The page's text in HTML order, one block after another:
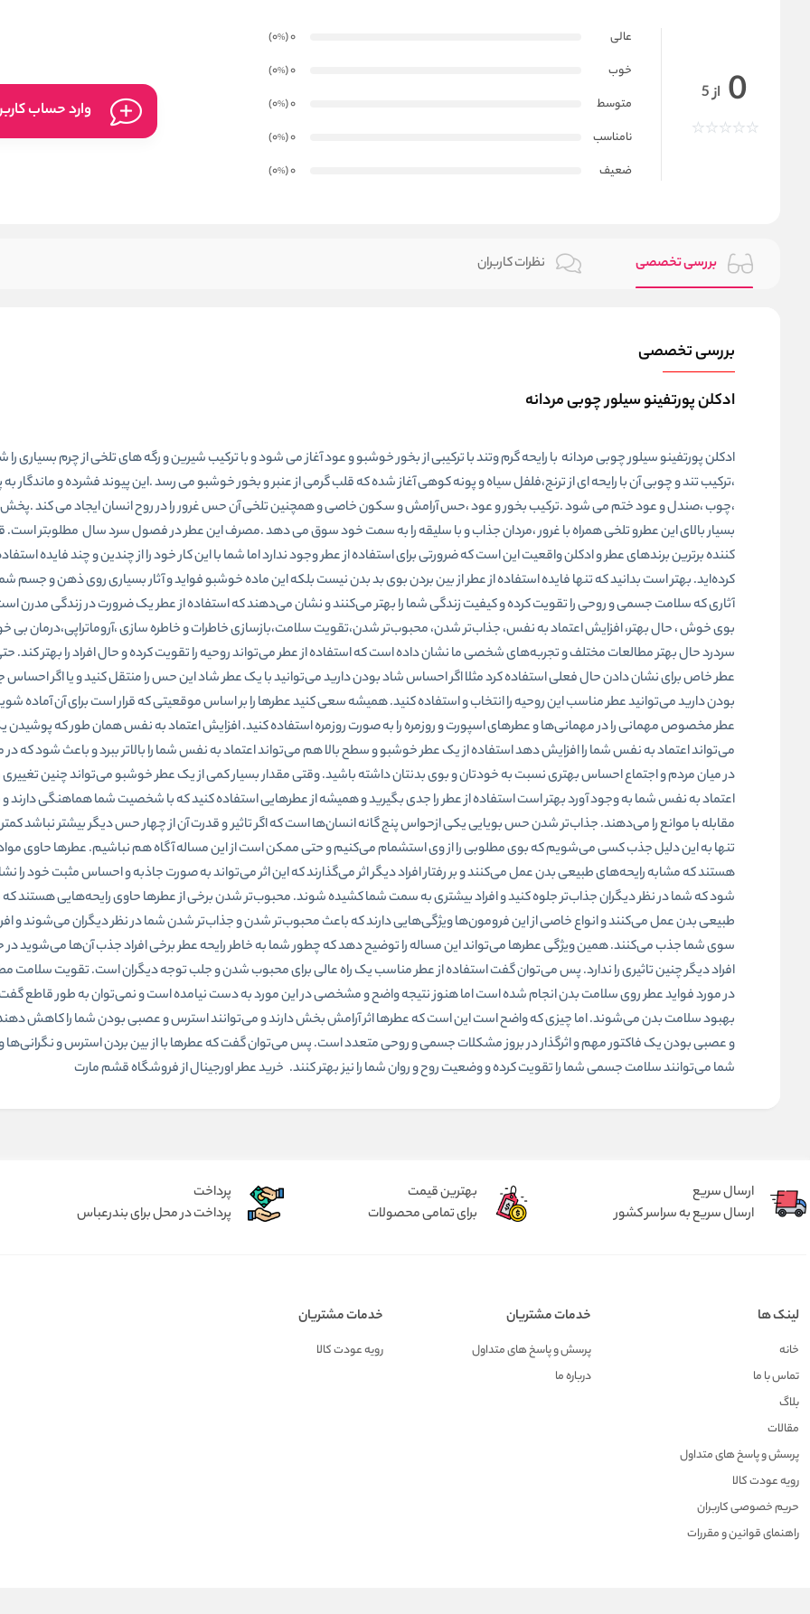
0 از 5
عالی 0
(0
%
)
خوب
0
(0
%
)
متوسط
0
(0
%
)
نامناسب
0
(0
%
)
ضعیف
0
(0
%
)
وارد حساب
بررسی تخصصی نظرات کاربران
بررسی تخصصی
ادکلن پورتفینو سیلور چوبی مردانه
ادکلن پورتفینو سیلور چوبی مردانه با رایحه گرم وتند با ترکیبی از بخور خوشبو و عود آغاز می شود و با ترکیب شیرین و رگه های تلخی از چرم بسیاری
،ترکیب تند و چوبی آن با رایحه ای از ترنج،فلفل سیاه و پونه کوهی آغاز شده که قلب گرمی از عنبر و بخور خوشبو می رسد .این پیوند فشرده و ماندگار به
،چوب ،صندل و عود ختم می شود .ترکیب بخور و عود ،حس آرامش و سکون خاصی و همچنین تلخی آن حس غرور را در روح انسان ایجاد می کند .پخش
بسیار بالای این عطرو تلخی همراه با غرور ،مردان جذاب و با سلیقه را به سمت خود سوق می دهد .مصرف این عطر در فصول سرد سال مطلوبتر است.
کننده برترین برندهای عطر و ادکلن واقعیت این است که ضرورتی برای استفاده از عطر وجود ندارد اما شما با این کار خود را از چندین و چند فایده
کرده‌اید. بهتر است بدانید که تنها فایده استفاده از عطر از بین بردن بوی بد بدن نیست بلکه این ماده خوشبو فواید و آثار بسیاری روی ذهن و جسم
آثاری که سلامت جسمی و روحی را تقویت کرده و کیفیت زندگی شما را بهتر می‌کنند و نشان می‌دهند که استفاده از عطر یک ضرورت در زندگی مدرن
بوی خوش ، حال بهتر، افزایش اعتماد به نفس، جذاب‌تر شدن، محبوب‌تر شدن،تقویت سلامت،بازسازی خاطرات و خاطره سازی ،آروماتراپی،درمان بی
سردرد حال بهتر مطالعات مختلف و تجربه‌های شخصی ما نشان داده است که استفاده از عطر می‌تواند روحیه را تقویت کرده و حال افراد را بهتر کند.
عطر خاص برای نشان دادن حال فعلی استفاده کرد مثلا اگر احساس شاد بودن دارید می‌توانید با یک عطر شاد این حس را منتقل کنید و یا اگر
بودن دارید می‌توانید عطر مناسب این روحیه را انتخاب و استفاده کنید. همیشه سعی کنید عطرها را بر اساس موقعیتی که قرار است برای آن آماده
عطر مخصوص مهمانی را در مهمانی‌ها و عطرهای اسپورت و روزمره را به صورت روزمره استفاده کنید. افزایش اعتماد به نفس همان طور که پوشیدن
می‌تواند اعتماد به نفس شما را افزایش دهد استفاده از یک عطر خوشبو و سطح بالا هم می‌تواند اعتماد به نفس شما را بالاتر ببرد و باعث شود که
در میان مردم و اجتماع احساس بهتری نسبت به خودتان و بوی بدنتان داشته باشید. وقتی مقدار بسیار کمی از یک عطر خوشبو می‌تواند چنین تغییری
اعتماد به نفس شما به وجود آورد بهتر است استفاده از عطر را جدی بگیرید و همیشه از عطرهایی استفاده کنید که با شخصیت شما هماهنگی دارند
مقابله با موانع را می‌دهند. جذاب‌تر شدن حس بویایی یکی ازحواس پنج گانه انسان‌ها است که اگر تاثیر و قدرت آن از چهار حس دیگر بیشتر نباشد
تنها به این دلیل جذب کسی می‌شویم که بوی مطلوبی را از وی استشمام می‌کنیم و حتی ممکن است از این مساله آگاه هم نباشیم. عطرها حاوی
هستند که مشابه رایحه‌های طبیعی بدن عمل می‌کنند و بر رفتار افراد دیگر اثر می‌گذارند که این اثر می‌تواند به صورت جاذبه و احساس مثبت خود را
شود که شما در نظر دیگران جذاب‌تر جلوه کنید و افراد بیشتری به سمت شما کشیده شوند. محبوب‌تر شدن برخی از عطرها حاوی رایحه‌هایی هستند
طبیعی بدن عمل می‌کنند و انواع خاصی از این فرومون‌ها ویژگی‌هایی دارند که باعث محبوب‌تر شدن و جذاب‌تر شدن شما در نظر دیگران می‌شوند و
سوی شما جذب می‌کنند. همین ویژگی عطرها می‌تواند این مساله را توضیح دهد که چطور شما به خاطر رایحه عطر برخی افراد جذب آن‌ها می‌شوید در
افراد دیگر چنین تاثیری را ندارد. پس می‌توان گفت استفاده از عطر مناسب یک راه عالی برای محبوب شدن و جلب توجه دیگران است. تقویت سلامت
در مورد فواید عطر روی سلامت بدن انجام شده است اما هنوز نتیجه واضح و مشخصی در این مورد به دست نیامده است و نمی‌توان به طور قاطع
بهبود سلامت بدن می‌شوند. اما چیزی که واضح است این است که عطرها اثر آرامش بخش دارند و می‌توانند استرس و عصبی بودن شما را کاهش
و عصبی بودن یک فاکتور مهم و اثرگذار در بروز مشکلات جسمی و روحی متعدد است. پس می‌توان گفت که عطرها با از بین بردن استرس و
شما می‌توانند سلامت جسمی شما را تقویت کرده و وضعیت روح و روان شما را نیز بهتر کنند. خرید عطر اورجینال از فروشگاه قشم مارت
ارسال سریع
ارسال سریع به سراسر کشور
بهترین قیمت
برای تمامی محصولات
پرداخت
پرداخت در محل برای بندرعباس
لینک ها
خانه
تماس با ما
بلاگ
مقالات
پرسش و پاسخ های متداول
رویه عودت کالا
حریم خصوصی کاربران
راهنمای قوانین و مقررات
خدمات مشتریان
پرسش و پاسخ های متداول
درباره ما
خدمات مشتریان
رویه عودت کالا